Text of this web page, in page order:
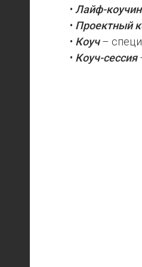
даже
когда
• Лайф-
• Проектный
• Коуч–
• Коуч-сессия